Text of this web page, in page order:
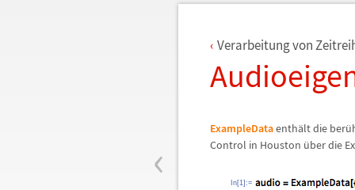
‹
Verarbeitung von
ExampleDataenthält die berü
Control in Houston über die
In[1]:=